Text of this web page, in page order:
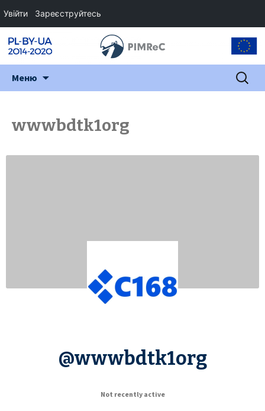
Меню Пошук:
wwwbdtk1org
@wwwbdtk1org
Not recently active
Увійти Зареєструйтесь